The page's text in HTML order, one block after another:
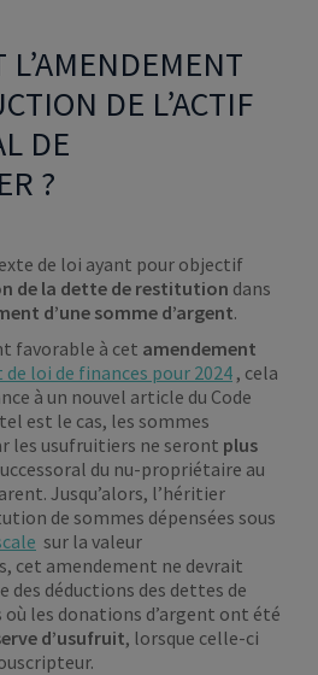
L’AMENDEMENT
DE L’ACTIF
DE
?
de loi ayant pour objectif
de la dette de restitution dans
d’une somme d’argent.
favorable à cet amendement
loi de finances pour 2024 , cela
à un nouvel article du Code
est le cas, les sommes
les usufruitiers ne seront plus
du nu-propriétaire au
Jusqu’alors, l’héritier
de sommes dépensées sous
sur la valeur
cet amendement ne devrait
des déductions des dettes de
les donations d’argent ont été
d’usufruit, lorsque celle-ci